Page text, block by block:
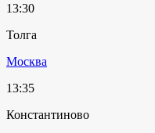
13:30
Толга
Москва
13:35
Константиново